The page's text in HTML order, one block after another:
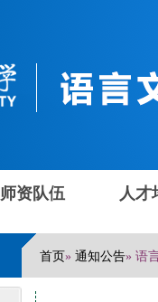
师资队伍 人才
首页» 通知公告» 语